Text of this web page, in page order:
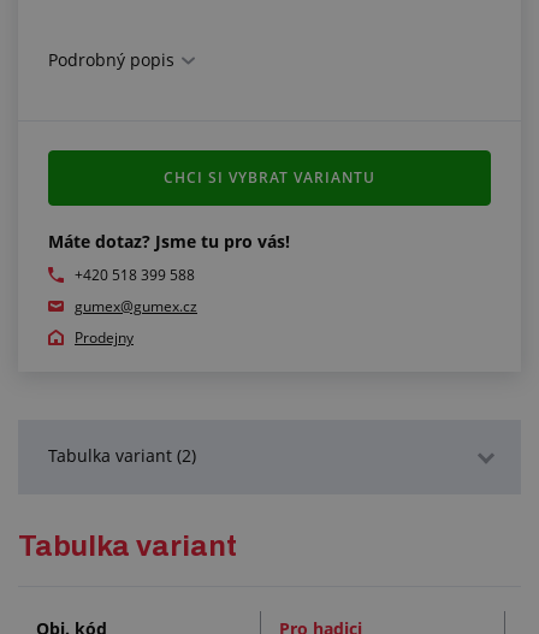
Podrobný popis
Máte dotaz? Jsme tu pro vás!
+420 518 399 588
gumex@gumex.cz
Prodejny
CHCI SI VYBRAT VARIANTU
Tabulka variant (2)
Tabulka variant
Obj. kód
Pro hadici